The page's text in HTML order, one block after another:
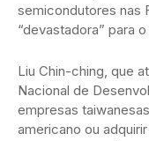
semicondutores nas
“devastadora” para
Liu Chin-ching, que
Nacional de
empresas
americano ou